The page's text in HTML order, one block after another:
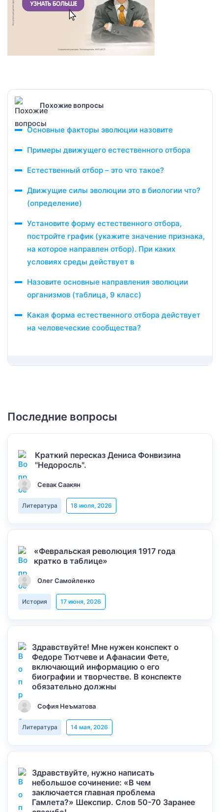
Похожие вопросы
Основные факторы эволюции назовите
Примеры движущего естественного отбора
Естественный отбор – это что такое?
Движущие силы эволюции это в биологии что?
(определение)
Установите форму естественного отбора,
постройте график (укажите значение признака,
на которое направлен отбор). При каких
условиях среды действует в
Назовите основные направления эволюции
организмов (таблица, 9 класс)
Какая форма естественного отбора действует
на человеческие сообщества?
Последние вопросы
Краткий пересказ Дениса Фонвизина
"Недоросль".
Севак Саакян
Литература 18 июля, 2026
«Февральская революция 1917 года
кратко в таблице»
Олег Самойленко
История 17 июня, 2026
Здравствуйте! Мне нужен конспект о
Федоре Тютчеве и Афанасии Фете,
включающий информацию о его
биографии и творчестве. В конспекте
обязательно должны
София Неъматова
Литература 14 мая, 2026
Здравствуйте, нужно написать
небольшое сочинение: «В чем
заключается главная проблема
Гамлета?» Шекспир. Слов 50-70 Заранее